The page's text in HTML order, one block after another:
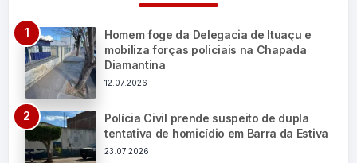
Homem foge da Delegacia de Ituaçu e
mobiliza forças policiais na Chapada
Diamantina
12.07.2026
Polícia Civil prende suspeito de dupla
tentativa de homicídio em Barra da Estiva
23.07.2026